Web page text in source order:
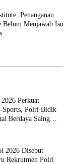
Penanganan
Belum Menjawab Isu
Perkuat
Sports, Polri Bidik
Berdaya Saing
2026 Disebut
Rekrutmen Polri